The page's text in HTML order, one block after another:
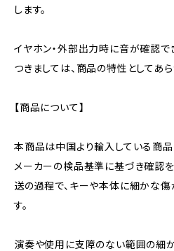
します。
イヤホン・外部出力時に音が確認で
つきましては、商品の特性としてあ
【商品について】
本商品は中国より輸入している商品
メーカーの検品基準に基づき確認を
送の過程で、キーや本体に細かな
す。
演奏や使用に支障のない範囲の細